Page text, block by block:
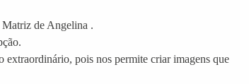
Matriz de Angelina .
extraordinário, pois nos permite criar imagens que